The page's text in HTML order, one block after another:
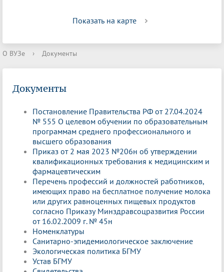
Показать на карте
О ВУЗе › Документы
Документы
Постановление Правительства РФ от 27.04.2024
№ 555 О целевом обучении по образовательным
программам среднего профессионального и
высшего образования
Приказ от 2 мая 2023 №206н об утверждении
квалификационных требования к медицинским и
фармацевтическим
Перечень профессий и должностей работников,
имеющих право на бесплатное получение молока
или других равноценных пищевых продуктов
согласно Приказу Минздравсоцразвития России
от 16.02.2009 г. № 45н
Номенклатуры
Санитарно-эпидемиологическое заключение
Экологическая политика БГМУ
Устав БГМУ